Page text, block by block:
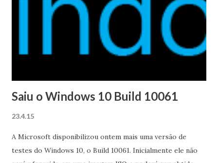
Saiu o Windows 10 Build 10061
23.4.15
A Microsoft disponibilizou ontem mais uma versão de
testes do Windows 10, o Build 10061. Inicialmente ele não